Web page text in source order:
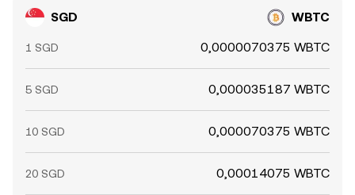
SGD WBTC
1 SGD 0,0000070375 WBTC
5 SGD 0,000035187 WBTC
10 SGD 0,000070375 WBTC
20 SGD 0,00014075 WBTC